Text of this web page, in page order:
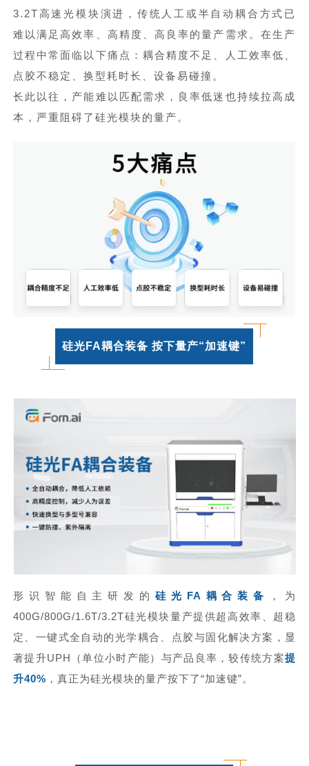
3.2T高速光模块演进，传统人工或半自动耦合方式已
难以满足高效率、高精度、高良率的量产需求。在生产
过程中常面临以下痛点：耦合精度不足、人工效率低、
点胶不稳定、换型耗时长、设备易碰撞。
长此以往，产能难以匹配需求，良率低迷也持续拉高成
本，严重阻碍了硅光模块的量产。
硅光FA耦合装备 按下量产“加速键”
形识智能自主研发的 硅光FA耦合装备
，为
400G/800G/1.6T/3.2T硅光模块量产提供超高效率、超稳
定、一键式全自动的光学耦合、点胶与固化解决方案，显
著提升UPH（单位小时产能）与产品良率，较传统方案提
升40% ，真正为硅光模块的量产按下了“加速键”。